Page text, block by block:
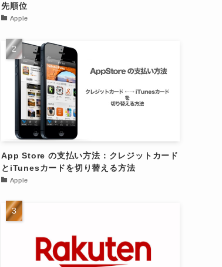
先順位
Apple
App Store の支払い方法：クレジットカード
とiTunesカードを切り替える方法
Apple